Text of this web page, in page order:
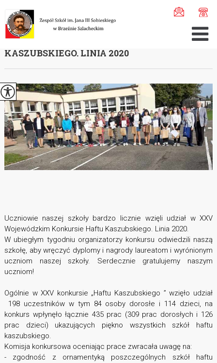
XXV Wojewódzki Konku ...
XXV WOJEWÓDZKI KONKURS HAFTU
KASZUBSKIEGO. LINIA 2020
Uczniowie naszej szkoły bardzo licznie wzięli udział w XXV
Wojewódzkim Konkursie Haftu Kaszubskiego. Linia 2020.
W ubiegłym tygodniu organizatorzy konkursu odwiedzili naszą
szkołę, aby wręczyć dyplomy i nagrody laureatom i wyrónionym
uczniom naszej szkoły. Serdecznie gratulujemy naszym
uczniom!
Ogólnie w XXV konkursie „Haftu Kaszubskiego ” wzięło udział
198 uczestników w tym 84 osoby dorosłe i 114 dzieci, na
konkurs wpłynęło łącznie 435 prac (309 prac dorosłych i 126
prac dzieci) ukazujących piękno wszystkich szkół haftu
kaszubskiego.
Komisja konkursowa oceniając prace zwracała uwagę na:
- zgodność z ornamentyką poszczególnych szkół haftu